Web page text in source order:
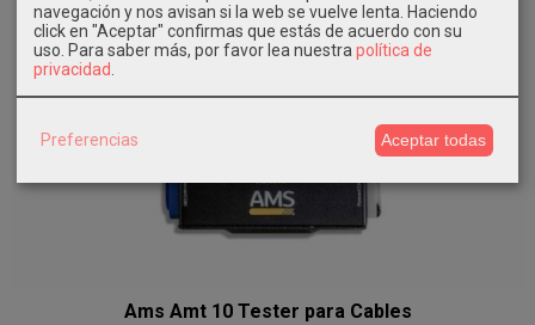
Ams Amt 10 Tester para Cables
navegación y nos avisan si la web se vuelve lenta. Haciendo
click en "Aceptar" confirmas que estás de acuerdo con su
uso. Para saber más, por favor lea nuestra política de
privacidad
Preferencias Aceptar todas